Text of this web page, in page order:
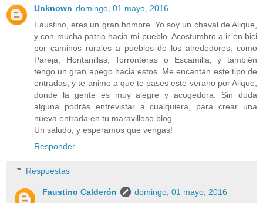
Unknown domingo, 01 mayo, 2016
Faustino, eres un gran hombre. Yo soy un chaval de Alique,
y con mucha patria hacia mi pueblo. Acostumbro a ir en bici
por caminos rurales a pueblos de los alrededores, como
Pareja, Hontanillas, Torronteras o Escamilla, y también
tengo un gran apego hacia estos. Me encantan este tipo de
entradas, y te animo a que te pases este verano por Alique,
donde la gente es muy alegre y acogedora. Sin duda
alguna podrás entrevistar a cualquiera, para crear una
nueva entrada en tu maravilloso blog.
Un saludo, y esperamos que vengas!
Responder
Respuestas
Faustino Calderón
domingo, 01 mayo, 2016